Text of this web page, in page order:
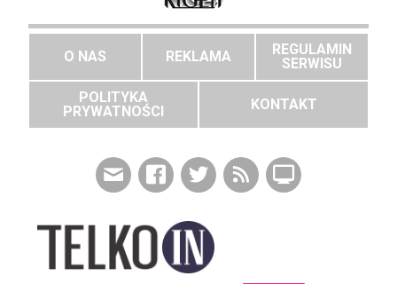
O NAS REKLAMA
REGULAMIN
SERWISU
POLITYKA
PRYWATNOŚCI
KONTAKT